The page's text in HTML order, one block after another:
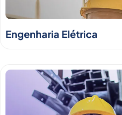
Engenharia Elétrica